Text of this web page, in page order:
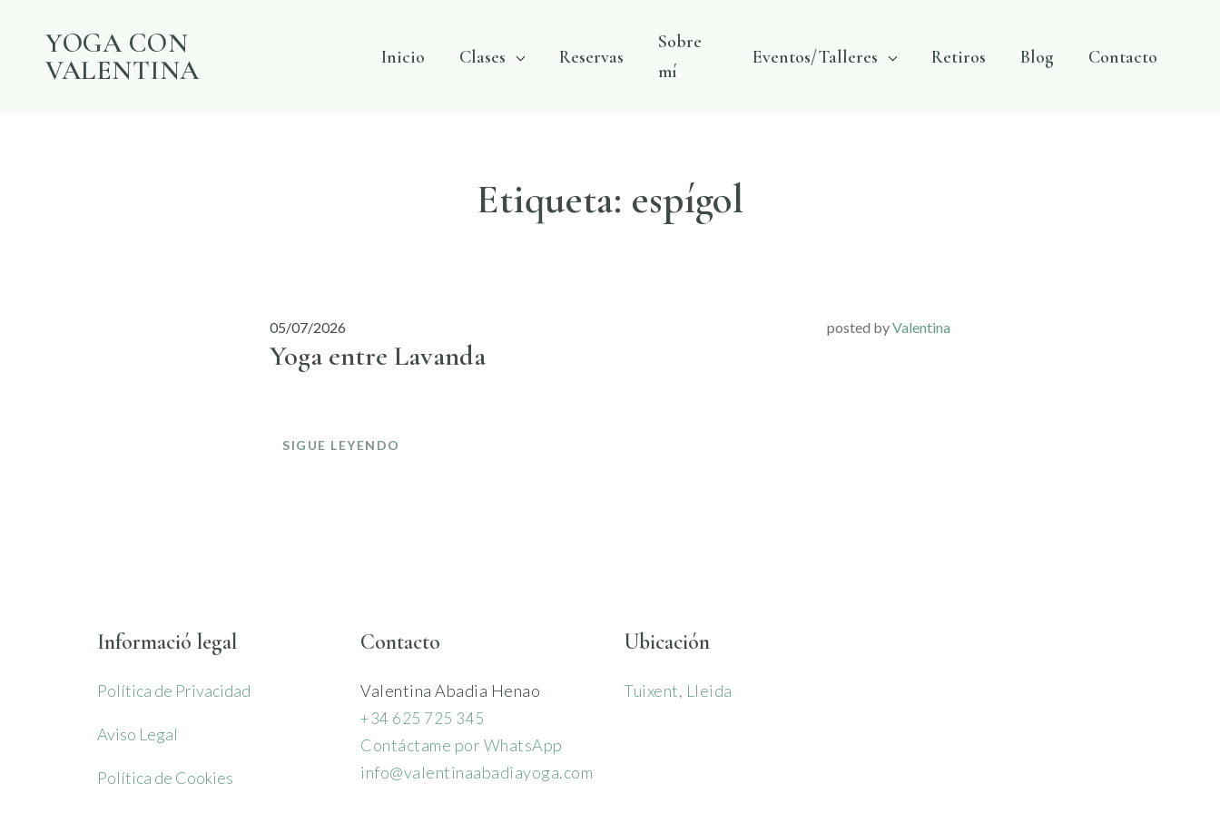
content
YOGA CON
VALENTINA
Inicio Clases Reservas
Sobre
mí
Eventos/Talleres Retiros Blog Contacto
Etiqueta: espígol
05/07/2026 posted byValentina
Yoga entre Lavanda
SIGUE LEYENDO
Informació legal
Política de Privacidad
Aviso Legal
Política de Cookies
Contacto
Valentina Abadia Henao
+34 625 725 345
Contáctame por WhatsApp
info@valentinaabadiayoga.com
Ubicación
Tuixent, Lleida